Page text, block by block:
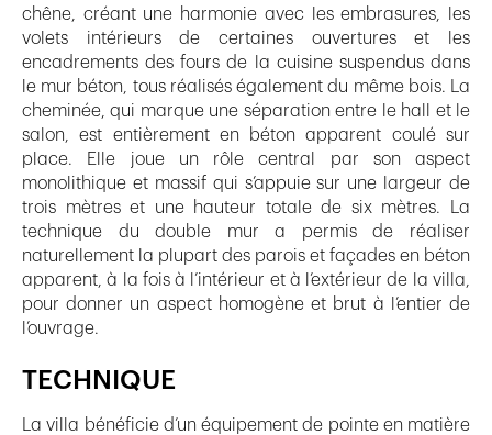
chêne, créant une harmonie avec les embrasures, les
volets intérieurs de certaines ouvertures et les
encadrements des fours de la cuisine suspendus dans
le mur béton, tous réalisés également du même bois. La
cheminée, qui marque une séparation entre le hall et le
salon, est entièrement en béton apparent coulé sur
place. Elle joue un rôle central par son aspect
monolithique et massif qui s’appuie sur une largeur de
trois mètres et une hauteur totale de six mètres. La
technique du double mur a permis de réaliser
naturellement la plupart des parois et façades en béton
apparent, à la fois à l’intérieur et à l’extérieur de la villa,
pour donner un aspect homogène et brut à l’entier de
l’ouvrage.
TECHNIQUE
La villa bénéficie d’un équipement de pointe en matière